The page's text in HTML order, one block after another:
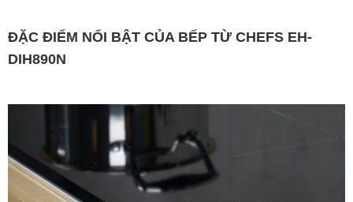
ĐẶC ĐIỂM NỔI BẬT CỦA BẾP TỪ CHEFS EH-
DIH890N